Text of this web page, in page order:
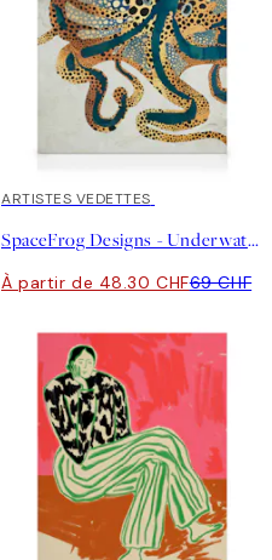
30%*
ARTISTES VEDETTES
SpaceFrog Designs - Underwater Dream Toile
À partir de 48.30 CHF69 CHF